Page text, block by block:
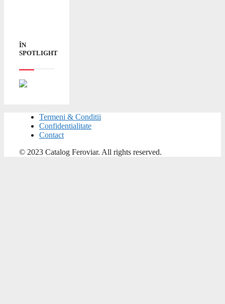
ÎN
SPOTLIGHT
Termeni & Conditii
Confidentialitate
Contact
© 2023 Catalog Feroviar. All rights reserved.